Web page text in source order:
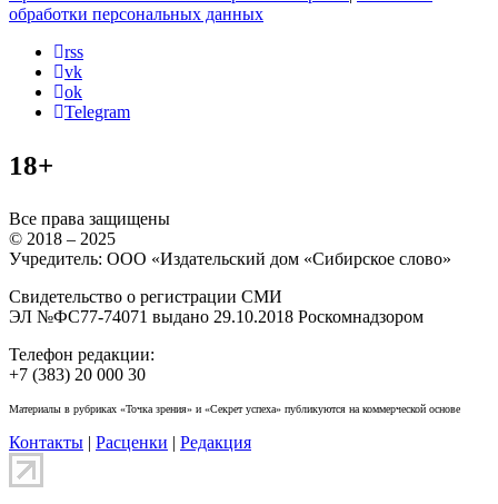
обработки персональных данных
rss
vk
ok
Telegram
18+
Все права защищены
© 2018 – 2025
Учредитель: ООО «Издательский дом «Сибирское слово»
Свидетельство о регистрации СМИ
ЭЛ №ФС77-74071 выдано 29.10.2018 Роскомнадзором
Телефон редакции:
+7 (383) 20 000 30
Материалы в рубриках «Точка зрения» и «Секрет успеха» публикуются на коммерческой основе
Контакты | Расценки | Редакция